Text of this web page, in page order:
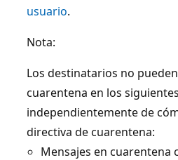
usuario.
Nota:
Los destinatarios no
cuarentena en los
independientemente de
directiva de cuarentena:
Mensajes en cuarentena